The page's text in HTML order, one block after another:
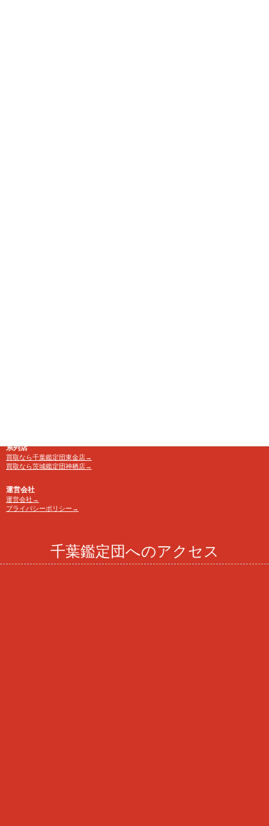
系列店
買取なら千葉鑑定団東金店→
買取なら茨城鑑定団神栖店→
運営会社
運営会社→
プライバシーポリシー→
千葉鑑定団へのアクセス